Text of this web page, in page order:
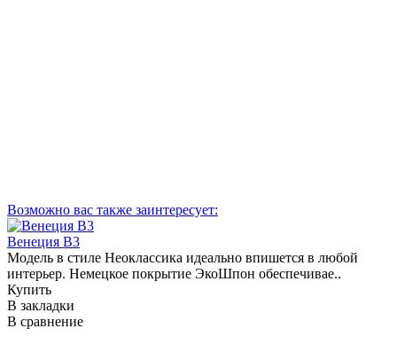
Возможно вас также заинтересует:
Венеция В3
Модель в стиле Неоклассика идеально впишется в любой
интерьер. Немецкое покрытие ЭкоШпон обеспечивае..
Купить
В закладки
В сравнение